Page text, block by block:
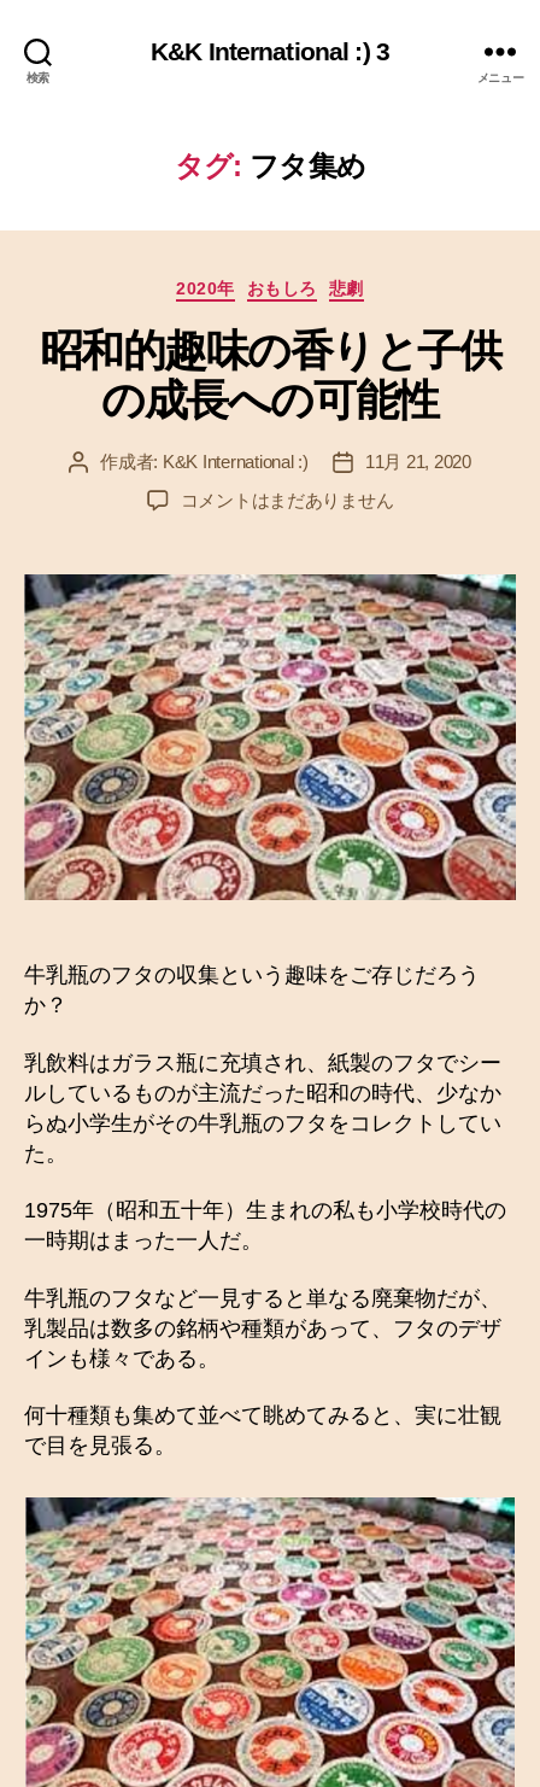
検索
K&K International :) 3
メニュー
タグ: フタ集め
カ
ゴ
リ
ー
2020年 おもしろ 悲劇
昭和的趣味の香りと子供
の成長への可能性
投 作成者: K&K International :)
投
稿
日
11月 21, 2020
昭
趣
味
の
香
り
と
子
供
の
成
長
へ
の
性
コメントはまだありません
牛乳瓶のフタの収集という趣味をご存じだろう
か？
乳飲料はガラス瓶に充填され、紙製のフタでシー
ルしているものが主流だった昭和の時代、少なか
らぬ小学生がその牛乳瓶のフタをコレクトしてい
た。
1975年（昭和五十年）生まれの私も小学校時代の
一時期はまった一人だ。
牛乳瓶のフタなど一見すると単なる廃棄物だが、
乳製品は数多の銘柄や種類があって、フタのデザ
インも様々である。
何十種類も集めて並べて眺めてみると、実に壮観
で目を見張る。